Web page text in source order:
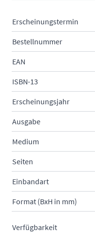
Erscheinungstermin
Bestellnummer
EAN
ISBN-13
Erscheinungsjahr
Ausgabe
Medium
Seiten
Einbandart
Format (BxH in mm)
Verfügbarkeit